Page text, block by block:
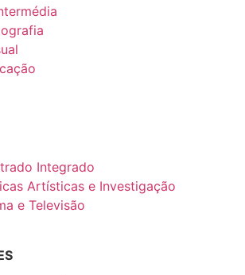
Integrado
Artísticas e Investigação
e Televisão